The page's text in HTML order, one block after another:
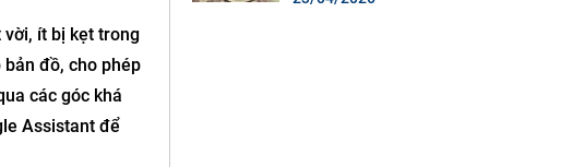
vời, ít bị kẹt trong
đồ, cho phép
các góc khá
Assistant để